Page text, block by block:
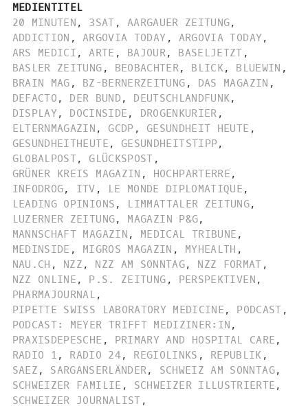
MEDIENTITEL
20 MINUTEN , 3SAT , AARGAUER ZEITUNG,
ADDICTION , ARGOVIA TODAY , ARGOVIA TODAY,
ARS MEDICI , ARTE , BAJOUR, BASELJETZT ,
BASLER ZEITUNG , BEOBACHTER, BLICK, BLUEWIN ,
BRAIN MAG , BZ-BERNERZEITUNG , DAS MAGAZIN ,
DEFACTO , DER BUND , DEUTSCHLANDFUNK,
DISPLAY, DOCINSIDE , DROGENKURIER ,
ELTERNMAGAZIN , GCDP , GESUNDHEIT HEUTE ,
GESUNDHEITHEUTE , GESUNDHEITSTIPP,
GLOBALPOST, GLÜCKSPOST ,
GRÜNER KREIS MAGAZIN , HOCHPARTERRE ,
INFODROG, ITV , LE MONDE DIPLOMATIQUE ,
LEADING OPINIONS , LIMMATTALER ZEITUNG,
LUZERNER ZEITUNG, MAGAZIN P&G,
MANNSCHAFT MAGAZIN , MEDICAL TRIBUNE ,
MEDINSIDE , MIGROS MAGAZIN , MYHEALTH ,
NAU.CH , NZZ , NZZ AM SONNTAG, NZZ FORMAT ,
NZZ ONLINE , P.S. ZEITUNG , PERSPEKTIVEN ,
PHARMAJOURNAL ,
PIPETTE SWISS LABORATORY MEDICINE , PODCAST ,
PODCAST: MEYER TRIFFT MEDIZINER:IN ,
PRAXISDEPESCHE , PRIMARY AND HOSPITAL CARE ,
RADIO 1 , RADIO 24, REGIOLINKS , REPUBLIK ,
SAEZ , SARGANSERLÄNDER, SCHWEIZ AM SONNTAG,
SCHWEIZER FAMILIE , SCHWEIZER ILLUSTRIERTE ,
SCHWEIZER JOURNALIST ,